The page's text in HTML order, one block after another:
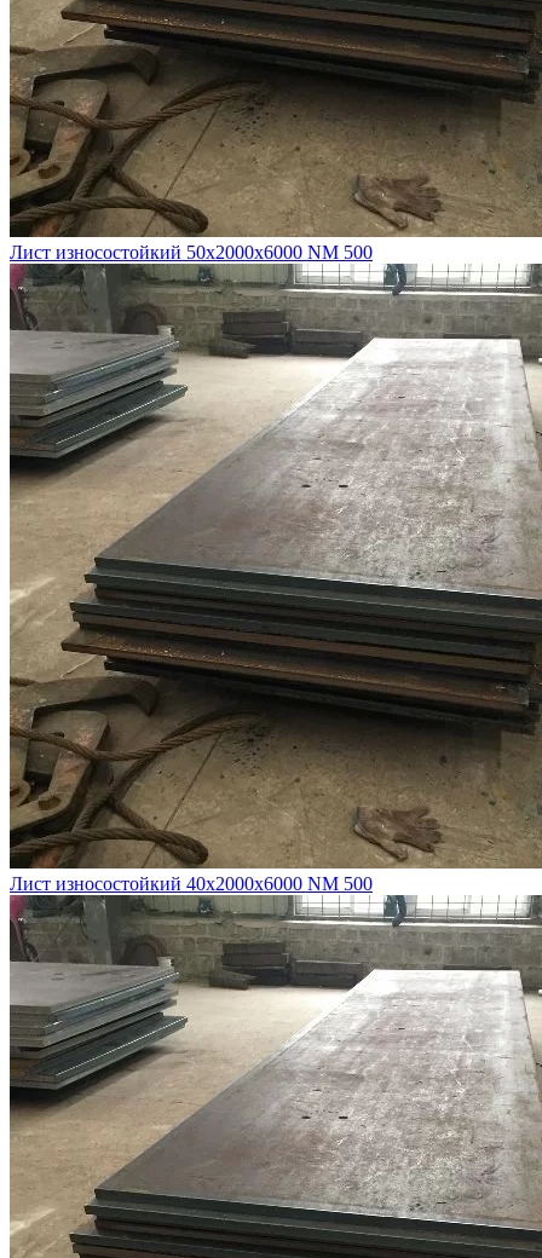
Лист износостойкий 50х2000х6000 NM 500
Лист износостойкий 40х2000х6000 NM 500